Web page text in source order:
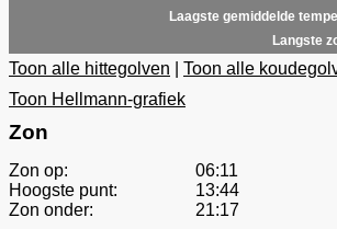
Laagste gemiddelde
Langste
Toon alle hittegolven
Toon alle
Toon Hellmann-grafiek
Zon
Zon op:
06:11
Hoogste punt:
13:44
Zon onder:
21:17